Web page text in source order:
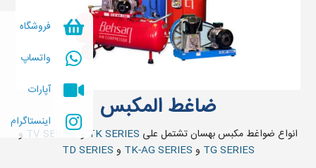
ضاغط المکبس
انواع ضواغط مکبس بهسان تشتمل علی TK SERIES وTV SERIES و
TG SERIES و TK-AG SERIES و TD SERIES
فروشگاه
واتساپ
آپارات
اینستاگرام